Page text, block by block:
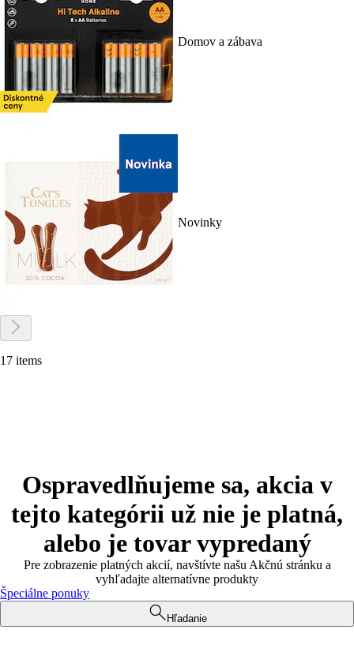
Domov a zábava
Novinky
17 items
Ospravedlňujeme sa, akcia v
tejto kategórii už nie je platná,
alebo je tovar vypredaný
Pre zobrazenie platných akcií, navštívte našu Akčnú stránku a
vyhľadajte alternatívne produkty
Špeciálne ponuky
Hľadanie